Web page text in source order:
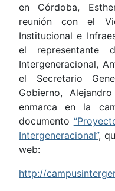
en Córdoba,
reunión con el
Institucional e
el representante
Intergeneracional,
el Secretario
Gobierno,
enmarca en la
documento
Intergeneracional”,
web:
http://